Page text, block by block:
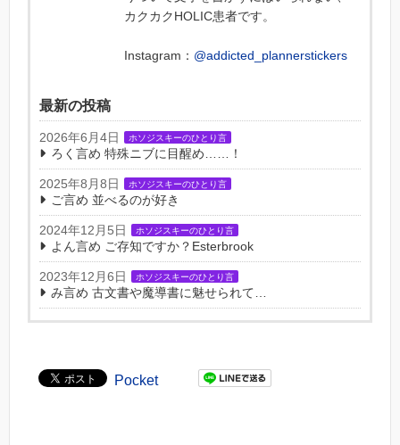
カクカクHOLIC患者です。
Instagram： @addicted_plannerstickers
最新の投稿
2026年6月4日 ホソジスキーのひとり言
ろく言め 特殊ニブに目醒め……！
2025年8月8日 ホソジスキーのひとり言
ご言め 並べるのが好き
2024年12月5日 ホソジスキーのひとり言
よん言め ご存知ですか？Esterbrook
2023年12月6日 ホソジスキーのひとり言
み言め 古文書や魔導書に魅せられて…
Pocket